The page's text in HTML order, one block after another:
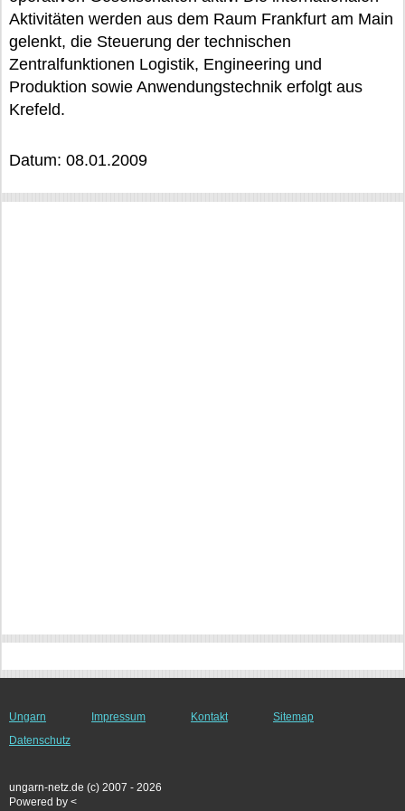
Aktivitäten werden aus dem Raum Frankfurt am Main
gelenkt, die Steuerung der technischen
Zentralfunktionen Logistik, Engineering und
Produktion sowie Anwendungstechnik erfolgt aus
Krefeld.
Datum: 08.01.2009
Ungarn Impressum Kontakt
Sitemap
Datenschutz
ungarn-netz.de (c) 2007 - 2026
Powered by <